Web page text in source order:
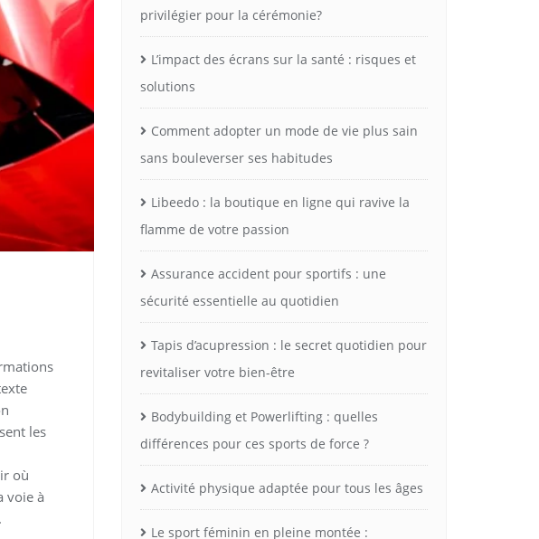
les
où
voie à
privilégier pour la cérémonie?
L’impact des écrans sur la santé : risques et
solutions
Comment adopter un mode de vie plus sain
sans bouleverser ses habitudes
Libeedo : la boutique en ligne qui ravive la
flamme de votre passion
Assurance accident pour sportifs : une
sécurité essentielle au quotidien
Tapis d’acupression : le secret quotidien pour
revitaliser votre bien-être
Bodybuilding et Powerlifting : quelles
différences pour ces sports de force ?
Activité physique adaptée pour tous les âges
Le sport féminin en pleine montée :